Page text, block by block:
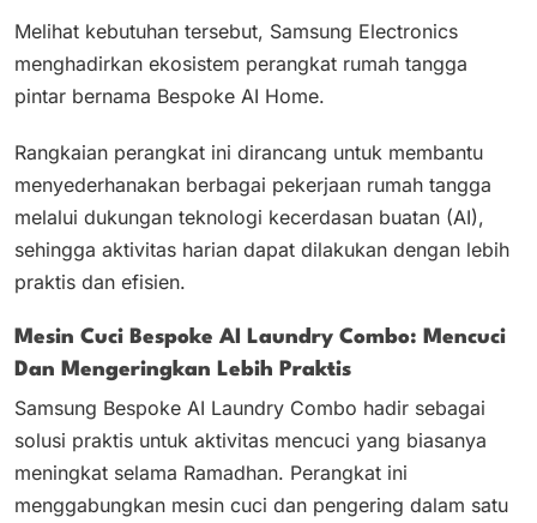
Melihat kebutuhan tersebut, Samsung Electronics
menghadirkan ekosistem perangkat rumah tangga
pintar bernama Bespoke AI Home.
Rangkaian perangkat ini dirancang untuk membantu
menyederhanakan berbagai pekerjaan rumah tangga
melalui dukungan teknologi kecerdasan buatan (AI),
sehingga aktivitas harian dapat dilakukan dengan lebih
praktis dan efisien.
Mesin Cuci Bespoke AI Laundry Combo: Mencuci
Dan Mengeringkan Lebih Praktis
Samsung Bespoke AI Laundry Combo hadir sebagai
solusi praktis untuk aktivitas mencuci yang biasanya
meningkat selama Ramadhan. Perangkat ini
menggabungkan mesin cuci dan pengering dalam satu